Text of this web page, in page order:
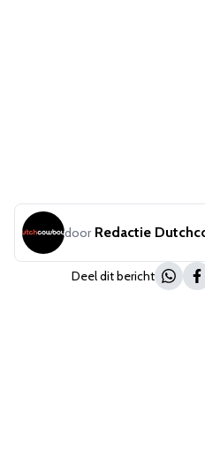
door Redactie
Deel dit bericht